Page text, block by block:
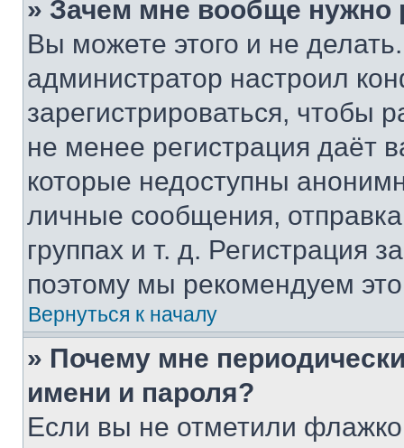
» Зачем мне вообще нужно
Вы можете этого и не
администратор настроил
зарегистрироваться, чтобы
не менее регистрация даёт
которые недоступны
личные сообщения,
группах и т. д. Регистрация
поэтому мы рекомендуем
Вернуться к началу
» Почему мне
имени и пароля?
Если вы не отметили